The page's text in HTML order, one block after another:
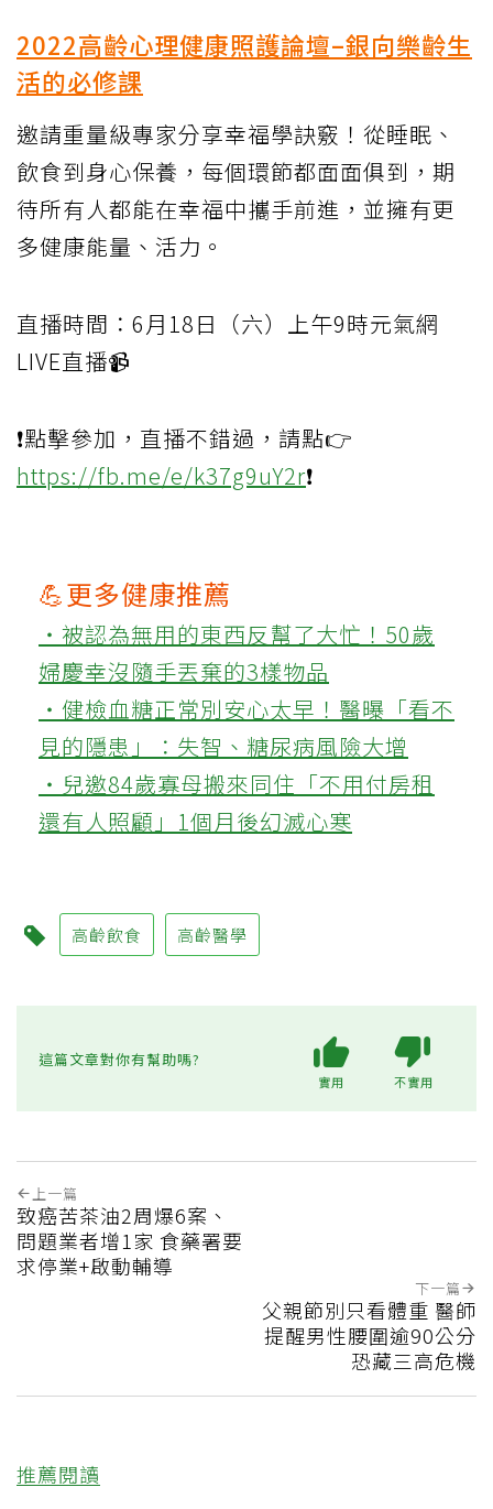
2022高齡心理健康照護論壇–銀向樂齡生
活的必修課
邀請重量級專家分享幸福學訣竅！從睡眠、
飲食到身心保養，每個環節都面面俱到，期
待所有人都能在幸福中攜手前進，並擁有更
多健康能量、活力。
直播時間：6月18日（六）上午9時元氣網
LIVE直播📹
❗️點擊參加，直播不錯過，請點👉
https://fb.me/e/k37g9uY2r❗️
💪更多健康推薦
‧被認為無用的東西反幫了大忙！50歲
婦慶幸沒隨手丟棄的3樣物品
‧健檢血糖正常別安心太早！醫曝「看不
見的隱患」：失智、糖尿病風險大增
‧兒邀84歲寡母搬來同住「不用付房租
還有人照顧」1個月後幻滅心寒
高齡飲食 高齡醫學
這篇文章對你有幫助嗎?
實用 不實用
上一篇
致癌苦茶油2周爆6案、
問題業者增1家 食藥署要
求停業+啟動輔導
下一篇
父親節別只看體重 醫師
提醒男性腰圍逾90公分
恐藏三高危機
推薦閱讀